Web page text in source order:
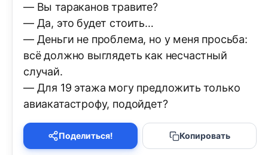
— Вы тараканов травите?
— Да, это будет стоить…
— Деньги не проблема, но у меня просьба:
всё должно выглядеть как несчастный
случай.
— Для 19 этажа могу предложить только
авиакатастрофу, подойдет?
Поделиться! Копировать